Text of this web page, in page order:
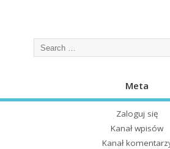
Meta
Zaloguj się
Kanał wpisów
Kanał